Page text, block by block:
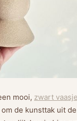
mooi, zwart vaasje
de kunsttak uit